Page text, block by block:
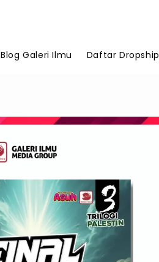
Blog Galeri Ilmu Daftar Dropship